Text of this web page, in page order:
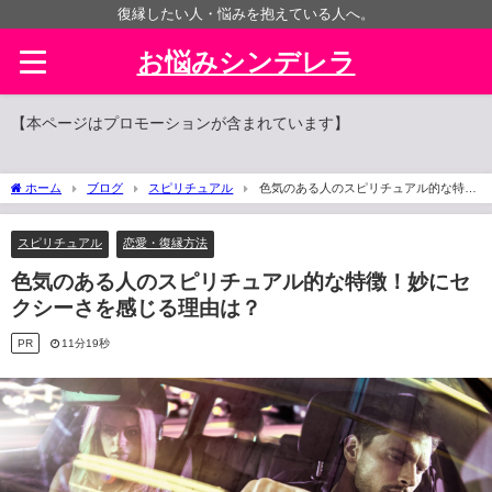
復縁したい人・悩みを抱えている人へ。
お悩みシンデレラ
【本ページはプロモーションが含まれています】
ホーム ブログ スピリチュアル
色気のある人のスピリチュアル的な特
徴！妙にセクシーさを感じる理由は？
スピリチュアル 恋愛・復縁方法
色気のある人のスピリチュアル的な特徴！妙にセ
クシーさを感じる理由は？
PR 11分19秒